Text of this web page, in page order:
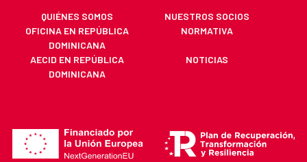
QUIÉNES SOMOS
NUESTROS SOCIOS
OFICINA EN REPÚBLICA
DOMINICANA
NORMATIVA
AECID EN REPÚBLICA
DOMINICANA
NOTICIAS